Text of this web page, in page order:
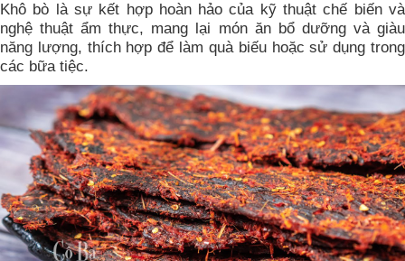
Khô bò là sự kết hợp hoàn hảo của kỹ thuật chế biến và
nghệ thuật ẩm thực, mang lại món ăn bổ dưỡng và giàu
năng lượng, thích hợp để làm quà biếu hoặc sử dụng trong
các bữa tiệc.